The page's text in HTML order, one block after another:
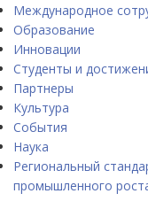
Международное
Образование
Инновации
Студенты и
Партнеры
Культура
События
Наука
Региональный
промышленного